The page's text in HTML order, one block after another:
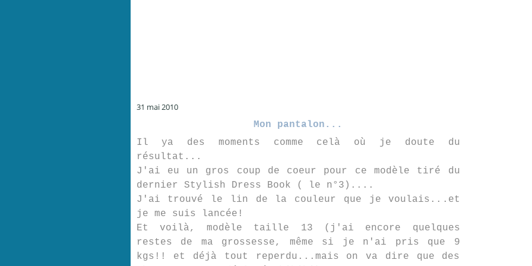
31 mai 2010
Mon pantalon...
Il ya des moments comme celà où je doute du
résultat...
J'ai eu un gros coup de coeur pour ce modèle tiré du
dernier Stylish Dress Book ( le n°3)....
J'ai trouvé le lin de la couleur que je voulais...et
je me suis lancée!
Et voilà, modèle taille 13 (j'ai encore quelques
restes de ma grossesse, même si je n'ai pris que 9
kgs!! et déjà tout reperdu...mais on va dire que des